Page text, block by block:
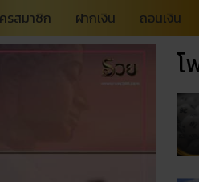
รสมาชิก ฝากเงิน ถอนเงิน
โ